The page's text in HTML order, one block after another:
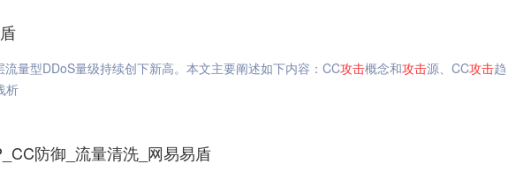
量型DDoS量级持续创下新高。本文主要阐述如下内容：CC攻击概念和攻击源、CC攻击趋
析
防御_流量清洗_网易易盾